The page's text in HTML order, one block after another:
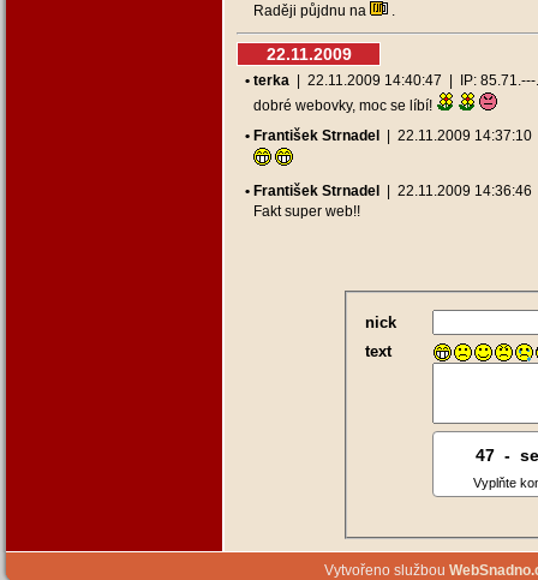
Raději půjdnu na
.
22.11.2009
• terka | 22.11.2009 14:40:47 | IP: 85.71.---
dobré webovky, moc se líbí!
• František Strnadel
| 22.11.2009
• František Strnadel
| 22.11.2009
Fakt super web!!
nick
text
47 8- 0
Vyplňte
Vytvořeno službou